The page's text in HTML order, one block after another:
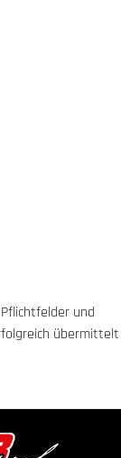
und
übermittelt